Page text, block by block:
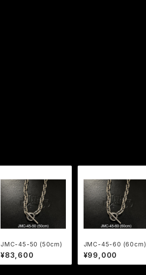
JMC-45-50 (50cm)
¥83,600
JMC-45-60 (60cm)
¥99,000